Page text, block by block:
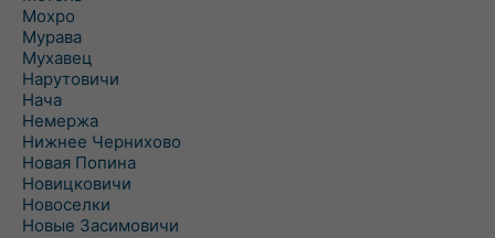
Мохро
Мурава
Мухавец
Нарутовичи
Нача
Немержа
Нижнее Чернихово
Новая Попина
Новицковичи
Новоселки
Новые Засимовичи